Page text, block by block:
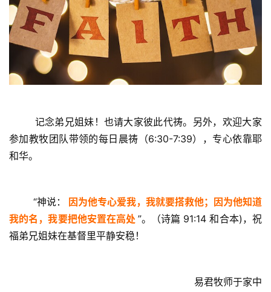
首
日
崇
拜
参加教牧团队带领的每日晨祷（6:30-7:39），专心依靠耶
和华。
        “神说：
因为他专心爱我，我就要搭救他；因为他知道
我的名，我要把他安置在高处 ”。（诗篇 91:14 和合本)，祝
福弟兄姐妹在基督里平静安稳！
易君牧师于家中